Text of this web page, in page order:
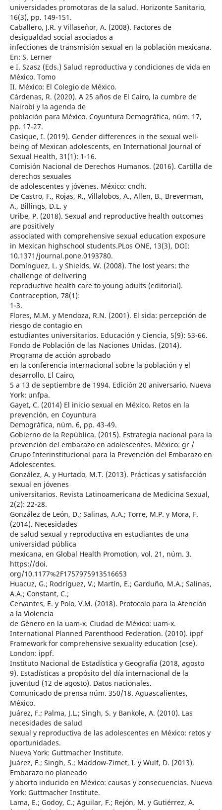
universidades promotoras de la salud. Horizonte Sanitario,
16(3), pp. 149-151.
Caballero, J.R. y Villaseñor, A. (2008). Factores de
desigualdad social asociados a
infecciones de transmisión sexual en la población mexicana.
En: S. Lerner
e I. Szasz (Eds.) Salud reproductiva y condiciones de vida en
México. Tomo
II. México: El Colegio de México.
Cárdenas, R. (2020). A 25 años de El Cairo, la cumbre de
Nairobi y la agenda de
población para México. Coyuntura Demográfica, núm. 17,
pp. 17-27.
Casique, I. (2019). Gender differences in the sexual well-
being of Mexican adolescents, en International Journal of
Sexual Health, 31(1): 1-16.
Comisión Nacional de Derechos Humanos. (2016). Cartilla de
derechos sexuales
de adolescentes y jóvenes. México: cndh.
De Castro, F., Rojas, R., Villalobos, A., Allen, B., Breverman,
A., Billings, D.L. y
Uribe, P. (2018). Sexual and reproductive health outcomes
are positively
associated with comprehensive sexual education exposure
in Mexican highschool students.PLos ONE, 13(3), DOI:
10.1371/journal.pone.0193780.
Domínguez, L. y Shields, W. (2008). The lost years: the
challenge of delivering
reproductive health care to young adults (editorial).
Contraception, 78(1):
1-3.
Flores, M.M. y Mendoza, R.N. (2001). El sida: percepción de
riesgo de contagio en
estudiantes universitarios. Educación y Ciencia, 5(9): 53-66.
Fondo de Población de las Naciones Unidas. (2014).
Programa de acción aprobado
en la conferencia internacional sobre la población y el
desarrollo. El Cairo,
5 a 13 de septiembre de 1994. Edición 20 aniversario. Nueva
York: unfpa.
Gayet, C. (2014) El inicio sexual en México. Retos en la
prevención, en Coyuntura
Demográfica, núm. 6, pp. 43-49.
Gobierno de la República. (2015). Estrategia nacional para la
prevención del embarazo en adolescentes. México: gr /
Grupo Interinstitucional para la Prevención del Embarazo en
Adolescentes.
González, A. y Hurtado, M.T. (2013). Prácticas y satisfacción
sexual en jóvenes
universitarios. Revista Latinoamericana de Medicina Sexual,
2(2): 22-28.
González de León, D.; Salinas, A.A.; Torre, M.P. y Mora, F.
(2014). Necesidades
de salud sexual y reproductiva en estudiantes de una
universidad pública
mexicana, en Global Health Promotion, vol. 21, núm. 3.
https://doi.
org/10.1177%2F1757975913516653
Huacuz, G.; Rodríguez, V.; Martín, E.; Garduño, M.A.; Salinas,
A.A.; Constant, C.;
Cervantes, E. y Polo, V.M. (2018). Protocolo para la Atención
a la Violencia
de Género en la uam-x. Ciudad de México: uam-x.
International Planned Parenthood Federation. (2010). ippf
Framework for comprehensive sexuality education (cse).
London: ippf.
Instituto Nacional de Estadística y Geografía (2018, agosto
9). Estadísticas a propósito del día internacional de la
juventud (12 de agosto). Datos nacionales.
Comunicado de prensa núm. 350/18. Aguascalientes,
México.
Juárez, F.; Palma, J.L.; Singh, S. y Bankole, A. (2010). Las
necesidades de salud
sexual y reproductiva de las adolescentes en México: retos y
oportunidades.
Nueva York: Guttmacher Institute.
Juárez, F.; Singh, S.; Maddow-Zimet, I. y Wulf, D. (2013).
Embarazo no planeado
y aborto inducido en México: causas y consecuencias. Nueva
York: Guttmacher Institute.
Lama, E.; Godoy, C.; Aguilar, F.; Rejón, M. y Gutiérrez, A.